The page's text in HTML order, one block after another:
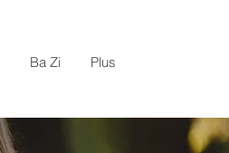
Ba Zi Plus